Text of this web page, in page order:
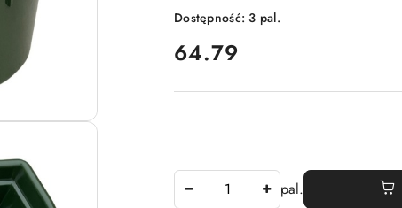
Dostępność:3 pal.
cena:
64.79
pal.